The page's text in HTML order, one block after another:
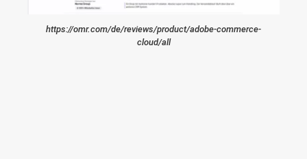
https://omr.com/de/reviews/product/adobe-commerce-
cloud/all